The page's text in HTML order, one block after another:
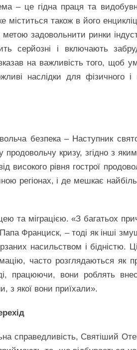
– це гідна праця та
міститься також в його
задовольнити ринки
серйозні і включають
на важливість того, щоб
наслідки для фізичного і
безпека – Наступник
продовольчу кризу, згідно з
високого рівня гострої
регіонах, і де мешкає
та міграцією. «З багатьох
Франциск, – тоді як інші
насильством і бідністю.
часто розглядаються як
працюючи, вони роблять
з якої вони приїхали».
справедливість, Святіший